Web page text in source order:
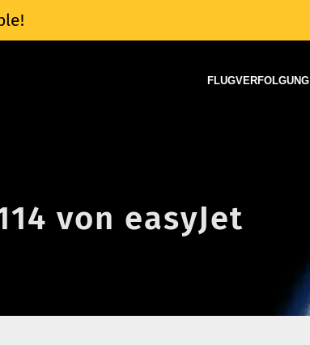
FLUGVERFOLGUNG
von easyJet